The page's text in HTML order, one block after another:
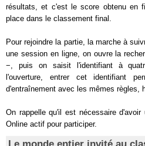
résultats, et c'est le score obtenu en
place dans le classement final.
Pour rejoindre la partie, la marche à
une session en ligne, on ouvre la
−, puis on saisit l'identifiant à
l'ouverture, entrer cet identifiant
d'entraînement avec les mêmes règles,
On rappelle qu'il est nécessaire d'avoir
Online actif pour participer.